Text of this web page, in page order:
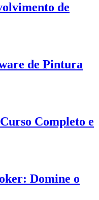
de
de Pintura
Completo e
Domine o